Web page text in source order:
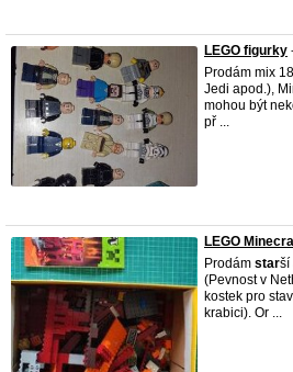
LEGO figurky
Prodám mix 18
Jedi apod.),
mohou být
př ...
LEGO
Prodám starší
(Pevnost v
kostek pro
krabici). Or ...